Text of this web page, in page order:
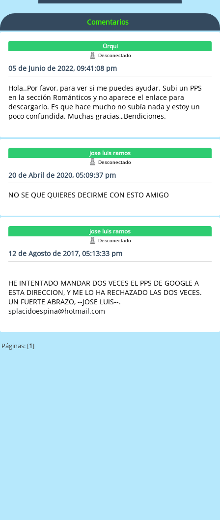
Comentarios
Orqui
Desconectado
05 de Junio de 2022, 09:41:08 pm
Hola..Por favor, para ver si me puedes ayudar. Subi un PPS
en la sección Románticos y no aparece el enlace para
descargarlo. Es que hace mucho no subía nada y estoy un
poco confundida. Muchas gracias,,,Bendiciones.
jose luis ramos
Desconectado
20 de Abril de 2020, 05:09:37 pm
NO SE QUE QUIERES DECIRME CON ESTO AMIGO
jose luis ramos
Desconectado
12 de Agosto de 2017, 05:13:33 pm
HE INTENTADO MANDAR DOS VECES EL PPS DE GOOGLE A
ESTA DIRECCION, Y ME LO HA RECHAZADO LAS DOS VECES.
UN FUERTE ABRAZO, --JOSE LUIS--.
splacidoespina@hotmail.com
Páginas: [1]